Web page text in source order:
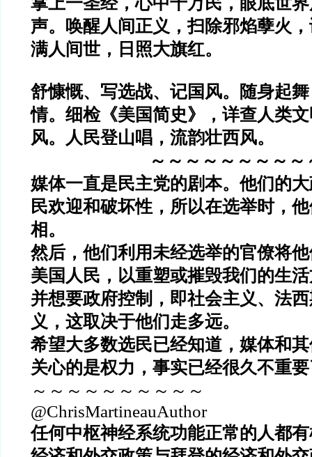
声。唤醒人间正义，扫除邪焰孽火
满人间世，日照大旗红。
舒慷慨、写选战、记国风。随身起
情。细检《美国简史》，详查人类
风。人民登山唱，流韵壮西风。
～～～～～～～～～
媒体一直是民主党的剧本。他们的
民欢迎和破坏性，所以在选举时，
相。
然后，他们利用未经选举的官僚将
美国人民，以重塑或摧毁我们的生
并想要政府控制，即社会主义、法
义，这取决于他们走多远。
希望大多数选民已经知道，媒体和
关心的是权力，事实已经很久不重
～～～～～～～～～～
@ChrisMartineauAuthor
任何中枢神经系统功能正常的人都